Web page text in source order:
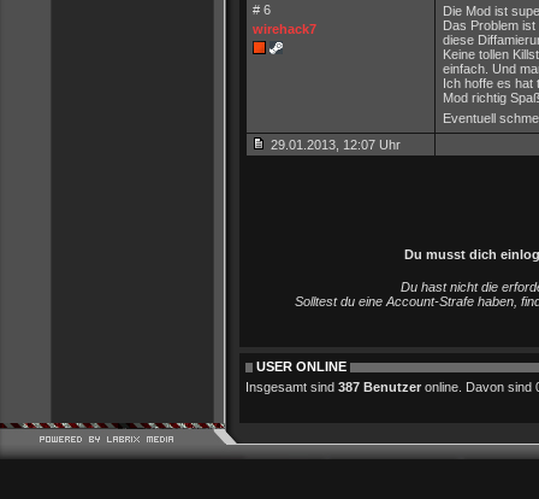
# 6
wirehack7
Die Mod ist
Das Problem
diese
Keine tollen
einfach. Und
Ich hoffe es hat
Mod richtig
Eventuell
29.01.2013, 12:07 Uhr
Du musst dich
Du hast nicht die
Solltest du eine Account-Strafe haben,
USER ONLINE
Insgesamt sind 387 Benutzer online. Davon sind